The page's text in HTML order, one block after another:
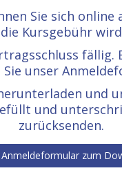
Sie sich online
die Kursgebühr wird
fällig.
Sie unser
und
und
zurücksenden.
zum